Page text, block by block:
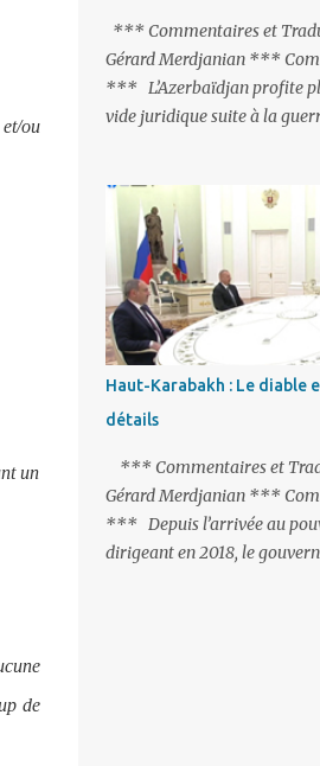
ou
un
de
peine de mort est rétablie ; Et
non voilées envers les Etats-
n'est pas extradé, les États-
les relations bilatérales à
*** Commentaires et
Gérard Merdjanian ***
*** L’Azerbaïdjan profite
vide juridique suite à la
frontière entre l’Arménie et
(268km) est essentiellement
gardes-frontière russes
militaire russe 102 de Gumri.
jamais si l’envie prenait au
d’envoyer ses chars sur
221km de frontière avec le
pas de problèmes majeurs, il
même des 566km avec
profitant de la faiblesse de
surtout du fait que ce sont
gardes-frontière arméniens
Haut-Karabakh : Le diable
détails
*** Commentaires et
Gérard Merdjanian ***
*** Depuis l’arrivée au
dirigeant en 2018, le